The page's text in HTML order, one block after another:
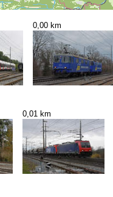
0,00 km
0,01 km